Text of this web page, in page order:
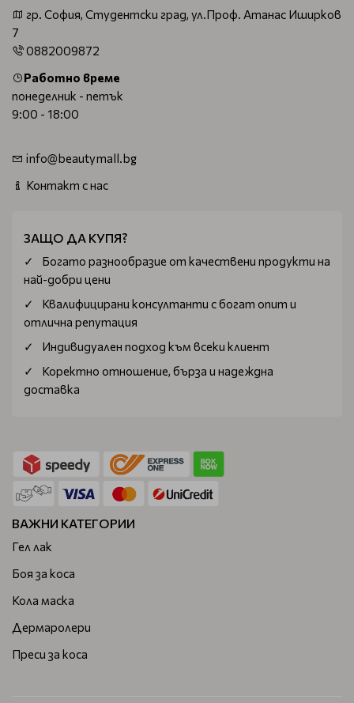
гр. София, Студентски град, ул.Проф. Атанас Иширков
7
0882009872
Работно време
понеделник - петък
9:00 - 18:00
info@beautymall.bg
Контакт с нас
ЗАЩО ДА КУПЯ?
Богатo разнообразие от качествени продукти на
най-добри цени
Квалифицирани консултанти с богат опит и
отлична репутация
Индивидуален подход към всеки клиент
Коректно отношение, бърза и надеждна
доставка
ВАЖНИ КАТЕГОРИИ
Гел лак
Боя за коса
Кола маска
Дермаролери
Преси за коса